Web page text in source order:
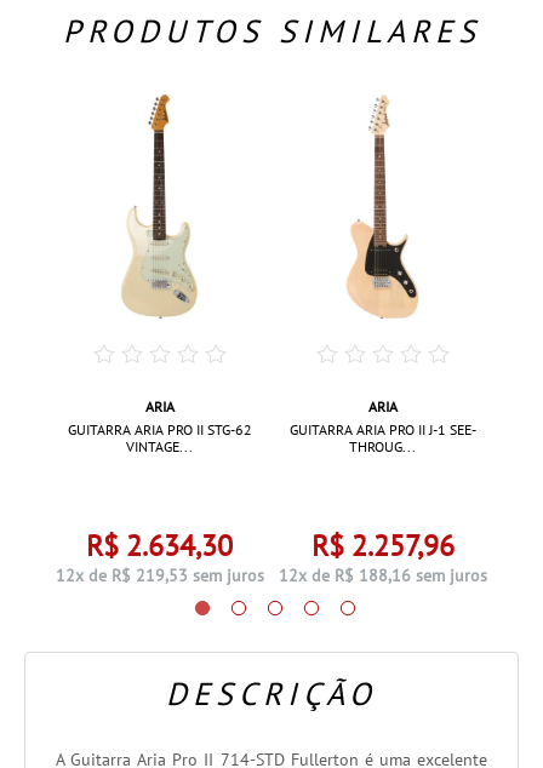
PRODUTOS SIMILARES
ARIA
GUITARRA ARIA PRO II STG-62
VINTAGE...
R$ 2.634,30
12x de R$ 219,53 sem juros
ARIA
GUITARRA ARIA PRO II J-1 SEE-
THROUG...
R$ 2.257,96
12x de R$ 188,16 sem juros
DESCRIÇÃO
A Guitarra Aria Pro II 714-STD Fullerton é uma excelente